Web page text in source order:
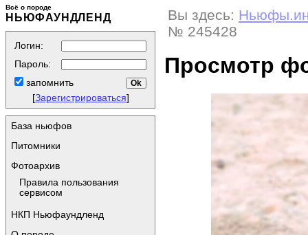
Всё о породе
НЬЮФАУНДЛЕНД
Логин:
Пароль:
запомнить
[Зарегистрироваться]
База ньюфов
Питомники
Фотоархив
Правила пользования
сервисом
НКП Ньюфаундленд
Вы здесь:
№ 245428
Просмотр